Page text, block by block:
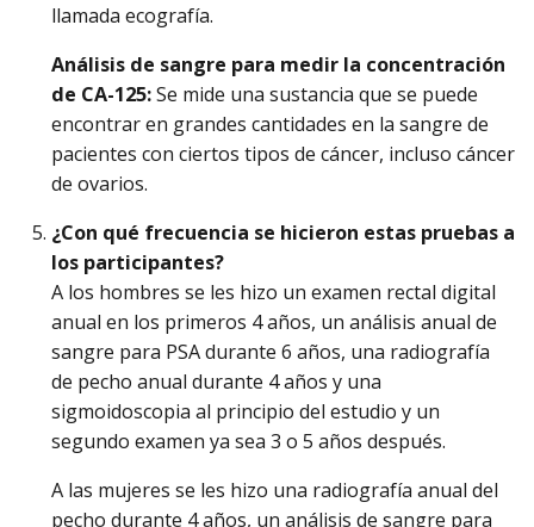
llamada ecografía.
Análisis de sangre para medir la concentración
de CA-125:Se mide una sustancia que se puede
encontrar en grandes cantidades en la sangre de
pacientes con ciertos tipos de cáncer, incluso cáncer
de ovarios.
¿Con qué frecuencia se hicieron estas pruebas a
los participantes?
A los hombres se les hizo un examen rectal digital
anual en los primeros 4 años, un análisis anual de
sangre para PSA durante 6 años, una radiografía
de pecho anual durante 4 años y una
sigmoidoscopia al principio del estudio y un
segundo examen ya sea 3 o 5 años después.
A las mujeres se les hizo una radiografía anual del
pecho durante 4 años, un análisis de sangre para